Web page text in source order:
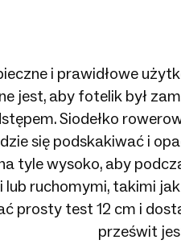
i prawidłowe
jest, aby fotelik był
Siodełko
się podskakiwać i
tyle wysoko, aby
ruchomymi, takimi
prosty test 12 cm i
prześwit